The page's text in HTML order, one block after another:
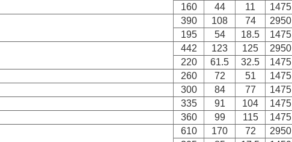
160
44 11 1475
390 108 74 2950
195
54 18.5 1475
442 123 125 2950
220
61.5 32.5 1475
260 72 51 1475
300 84 77 1475
335 91 104 1475
360 99 115 1475
610 170 72 2950